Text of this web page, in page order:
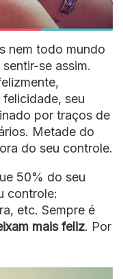
nem todo mundo
se assim.
seu
por traços de
Metade do
do seu controle.
50% do seu
controle:
etc. Sempre é
mais feliz. Por